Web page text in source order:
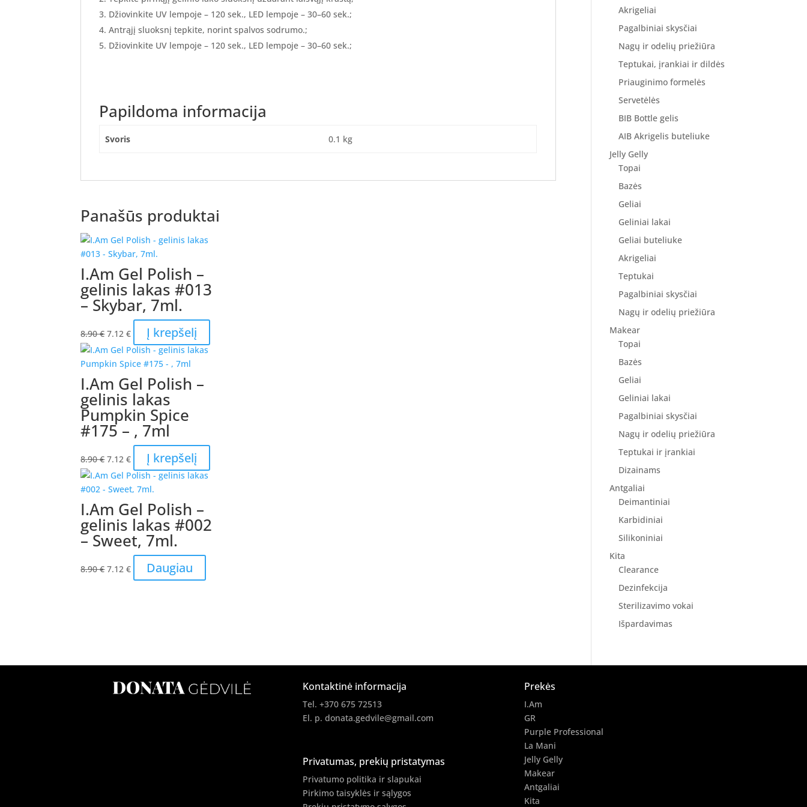
Džiovinkite UV lempoje – 120 sek., LED lempoje – 30–60 sek.;
Antrąjį sluoksnį tepkite, norint spalvos sodrumo.;
Džiovinkite UV lempoje – 120 sek., LED lempoje – 30–60 sek.;
Papildoma informacija
Svoris 0.1 kg
Panašūs produktai
I.Am Gel Polish –
gelinis lakas #013
– Skybar, 7ml.
8.90€Original
was:
8.90 €.
7.12€Current
price
is:
7.12 €.
Į krepšelį
I.Am Gel Polish –
gelinis lakas
Pumpkin Spice
#175 – , 7ml
8.90€Original
was:
8.90 €.
7.12€Current
price
is:
7.12 €.
Į krepšelį
I.Am Gel Polish –
gelinis lakas #002
– Sweet, 7ml.
8.90€Original
7.12€Current
price
Daugiau
Akrigeliai
Pagalbiniai skysčiai
Nagų ir odelių priežiūra
Teptukai, įrankiai ir dildės
Priauginimo formelės
Servetėlės
BIB Bottle gelis
AIB Akrigelis buteliuke
Jelly Gelly
Topai
Bazės
Geliai
Geliniai lakai
Geliai buteliuke
Akrigeliai
Teptukai
Pagalbiniai skysčiai
Nagų ir odelių priežiūra
Makear
Topai
Bazės
Geliai
Geliniai lakai
Pagalbiniai skysčiai
Nagų ir odelių priežiūra
Teptukai ir įrankiai
Dizainams
Antgaliai
Deimantiniai
Karbidiniai
Silikoniniai
Kita
Clearance
Dezinfekcija
Sterilizavimo vokai
Išpardavimas
Kontaktinė informacija
Tel. +370 675 72513
El. p. donata.gedvile@gmail.com
Privatumas, prekių pristatymas
Privatumo politika ir slapukai
Pirkimo taisyklės ir sąlygos
Prekės
I.Am
GR
Purple Professional
La Mani
Jelly Gelly
Makear
Antgaliai
Kita